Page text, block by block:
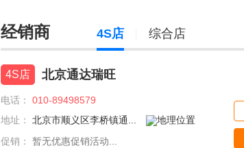
经销商 4S店 综合店
4S店 北京通达瑞旺
电话：
010-89498579
地址：
北京市顺义区李桥镇通...
促销：
暂无优惠促销活动...